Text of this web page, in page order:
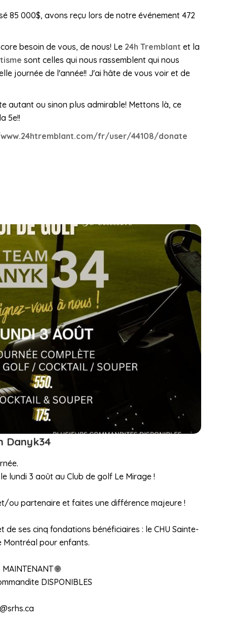
85 000$, avons reçu lors de notre événement 472
besoin de vous, de nous! Le 24h Tremblant et la
sont celles qui nous rassemblent qui nous
journée de l'année!! J'ai hâte de vous voir et de
autant ou sinon plus admirable! Mettons là, ce
5e!!
fr/user/44108/donate
Danyk34
lundi 3 août au Club de golf Le Mirage !
ou partenaire et faites une différence majeure !
de ses cinq fondations bénéficiaires : le CHU Sainte-
Montréal pour enfants.
🌐
DISPONIBLES